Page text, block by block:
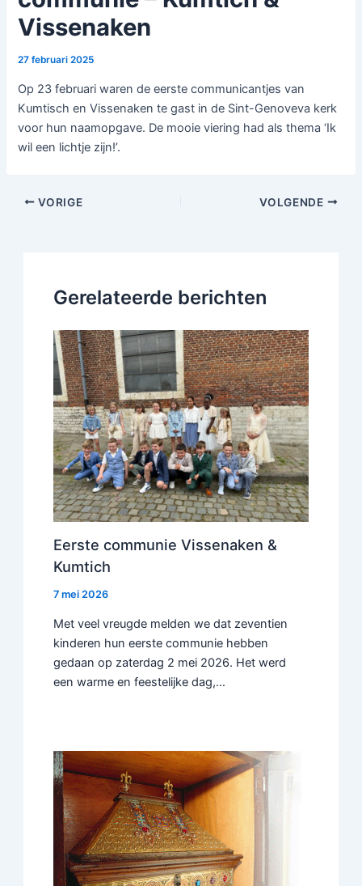
Vissenaken
27 februari 2025
Op 23 februari waren de eerste communicantjes van
Kumtisch en Vissenaken te gast in de Sint-Genoveva kerk
voor hun naamopgave. De mooie viering had als thema ‘Ik
wil een lichtje zijn!’.
VORIGE VOLGENDE
Gerelateerde berichten
Eerste communie Vissenaken &
Kumtich
7 mei 2026
Met veel vreugde melden we dat zeventien
kinderen hun eerste communie hebben
gedaan op zaterdag 2 mei 2026. Het werd
een warme en feestelijke dag,…